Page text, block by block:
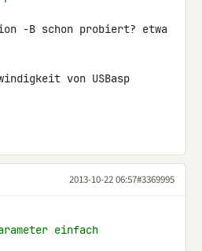
-B schon probiert? etwa
von USBasp
2013-10-22 06:57#3369995
einfach